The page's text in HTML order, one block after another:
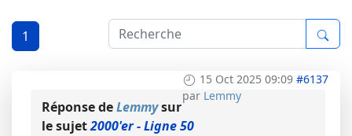
1
15 Oct 2025 09:09 #6137
par Lemmy
Réponse deLemmysur
le sujet2000'er - Ligne 50